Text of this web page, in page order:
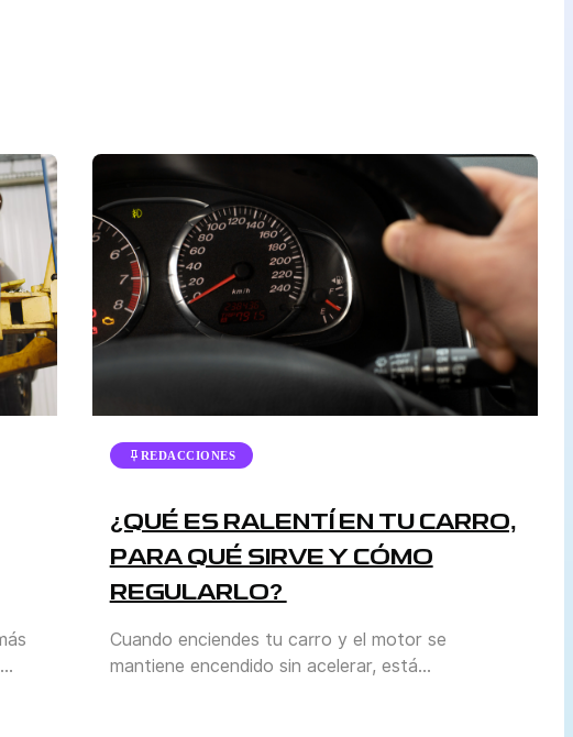
REDACCIONES
¿QUÉ ES RALENTÍ EN TU CARRO,
PARA QUÉ SIRVE Y CÓMO
REGULARLO?
Cuando enciendes tu carro y el motor se
mantiene encendido sin acelerar, está